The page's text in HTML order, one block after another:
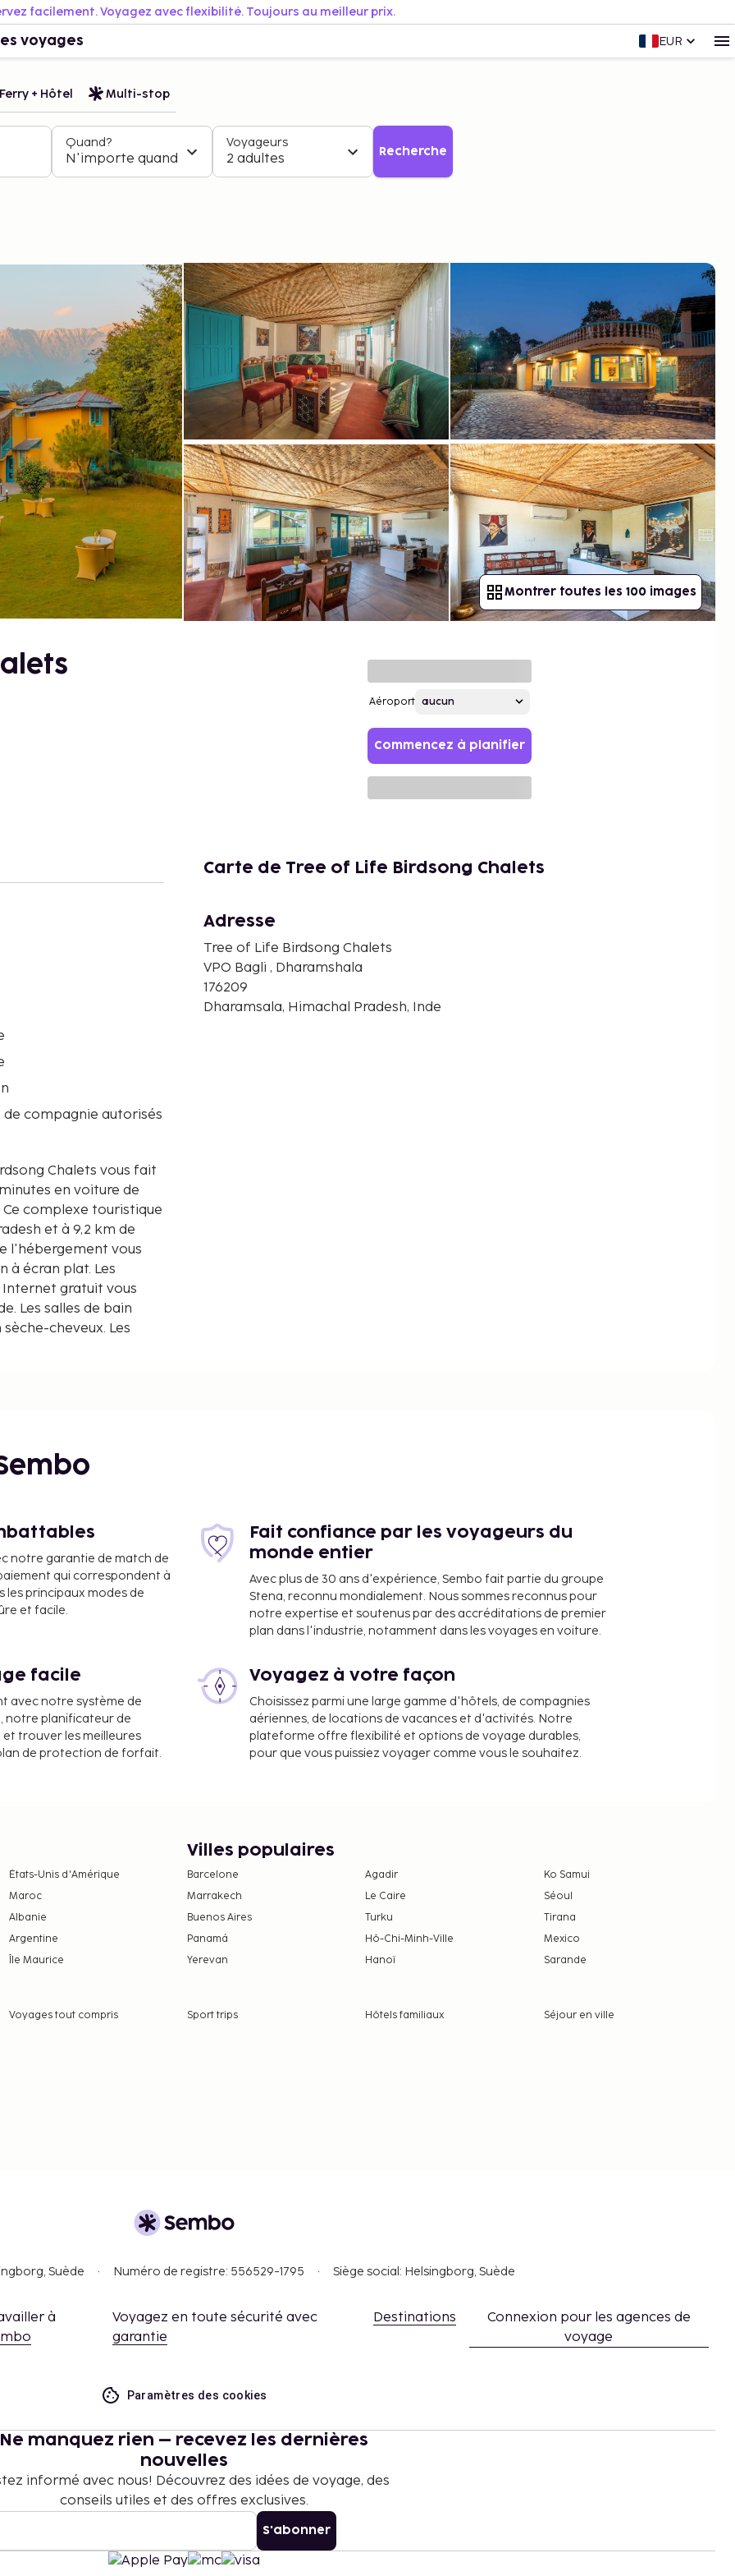
facilement. Voyagez avec flexibilité. Toujours au meilleur prix.
voyages EUR
Ferry + Hôtel Multi-stop
Quand?
N'importe quand
Voyageurs
2 adultes Recherche
Montrer toutes les 100 images
Aéroport
Commencez à planifier
de compagnie autorisés
Chalets vous fait
en voiture de
et à 9,2 km de
l'hébergement vous
à écran plat. Les
Internet gratuit vous
Les salles de bain
cheveux. Les
Gaggal (DHM) -
réception ouverte 24
communs. Un
La détente
du service d'étage
INR
nous a fait part.
par nuit
et acomptes
Carte de Tree of Life Birdsong Chalets
Adresse
Tree of Life Birdsong Chalets
VPO Bagli , Dharamshala
176209
Dharamsala, Himachal Pradesh, Inde
notre garantie de match de
qui correspondent à
les principaux modes de
et facile.
Fait confiance par les voyageurs du
monde entier
Avec plus de 30 ans d'expérience, Sembo fait partie du groupe
Stena, reconnu mondialement. Nous sommes reconnus pour
notre expertise et soutenus par des accréditations de premier
plan dans l'industrie, notamment dans les voyages en voiture.
facile
avec notre système de
notre planificateur de
trouver les meilleures
de protection de forfait.
Voyagez à votre façon
Choisissez parmi une large gamme d'hôtels, de compagnies
aériennes, de locations de vacances et d'activités. Notre
plateforme offre flexibilité et options de voyage durables,
pour que vous puissiez voyager comme vous le souhaitez.
États-Unis d'Amérique
Maroc
Albanie
Argentine
Île Maurice
Villes populaires
Barcelone Agadir
Ko Samui
Marrakech
Le Caire
Séoul
Buenos Aires
Turku
Tirana
Panamá
Hô-Chi-Minh-Ville
Mexico
Yerevan
Hanoï Sarande
Voyages tout compris Sport trips Hôtels familiaux
Séjour en ville
Suède Numéro de registre: 556529-1795 Siège social: Helsingborg, Suède
à
Voyagez en toute sécurité avec
garantie
Destinations
Connexion pour les agences de
voyage
Paramètres des cookies
Ne manquez rien – recevez les dernières
nouvelles
informé avec nous! Découvrez des idées de voyage, des
conseils utiles et des offres exclusives.
S'abonner